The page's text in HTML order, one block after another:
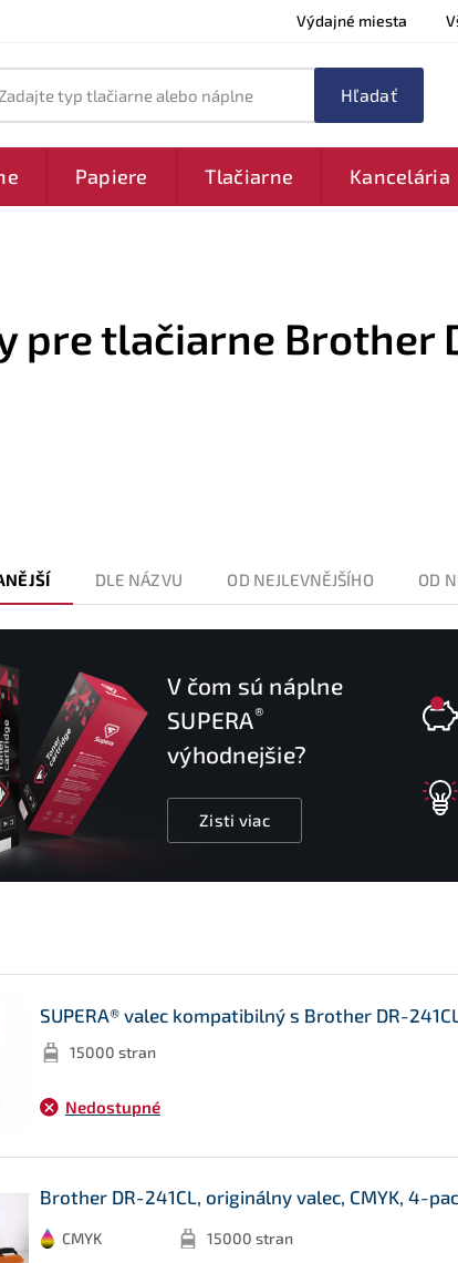
Výdajné miesta
typ tlačiarne alebo náplne
Papiere Tlačiarne Kancelária
pre tlačiarne Brother
DLE NÁZVU OD NEJLEVNĚJŠÍHO OD
V čom sú náplne
SUPERA®
výhodnejšie?
Zisti viac
SUPERA® valec kompatibilný s Brother DR-
15000 stran
Nedostupné
Brother DR-241CL, originálny valec, CMYK, 4-
CMYK 15000 stran